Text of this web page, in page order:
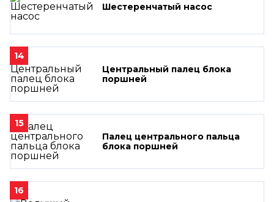
Шестеренчатый насос
14
Центральный палец блока
поршней
15
Палец центрального пальца
блока поршней
16